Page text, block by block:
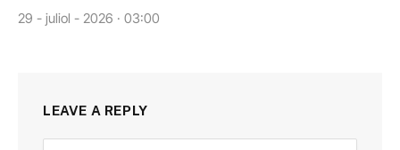
29 - juliol - 2026 · 03:00
LEAVE A REPLY